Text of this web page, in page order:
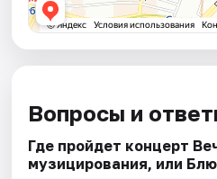
Вопросы и
Где пройдет концерт
музицирования, или